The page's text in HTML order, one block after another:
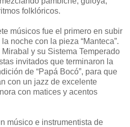
folklóricos.
músicos fue el primero en subir
noche con la pieza “Manteca”.
y su Sistema Temperado
invitados que terminaron la
de “Papá Bocó”, para que
con un jazz de excelente
con matices y acentos
músico e instrumentista de